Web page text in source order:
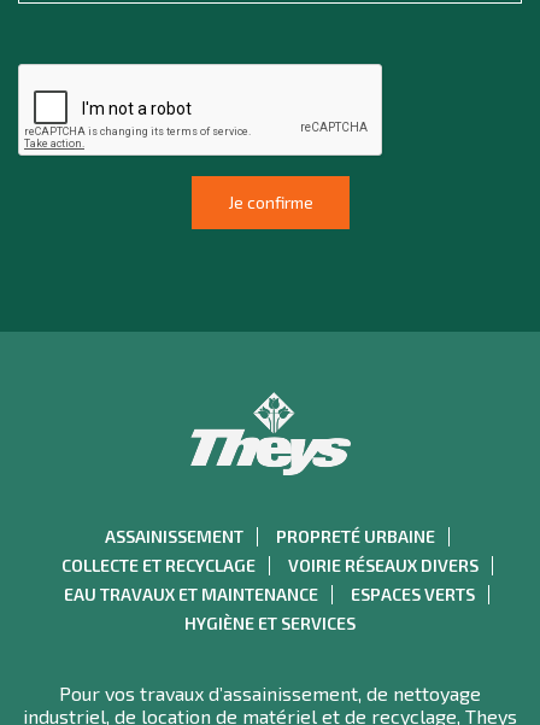
ASSAINISSEMENT
PROPRETÉ URBAINE
COLLECTE ET RECYCLAGE
VOIRIE RÉSEAUX DIVERS
EAU TRAVAUX ET MAINTENANCE
ESPACES VERTS
HYGIÈNE ET SERVICES
Pour vos travaux d’assainissement, de nettoyage
industriel, de location de matériel et de recyclage, Theys